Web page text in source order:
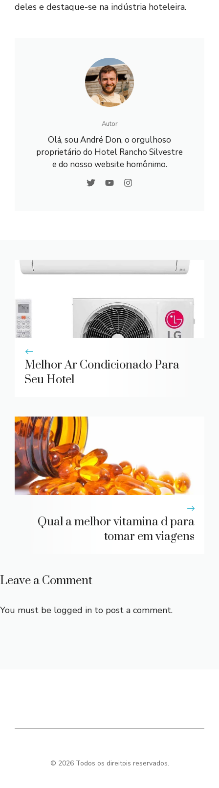
deles e destaque-se na indústria hoteleira.
Autor
Olá, sou André Don, o orgulhoso
proprietário do Hotel Rancho Silvestre
e do nosso website homônimo.
Melhor Ar Condicionado Para
Seu Hotel
Qual a melhor vitamina d para
tomar em viagens
Leave a Comment
You must be logged in to post a comment.
© 2026 Todos os direitois reservados.